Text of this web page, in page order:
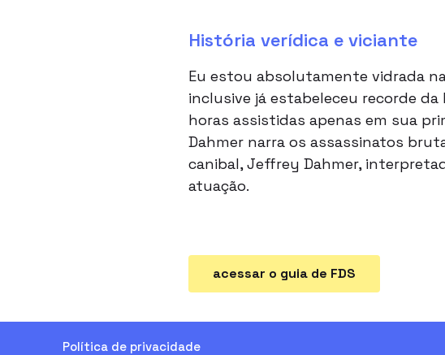
História verídica e viciante
Eu estou absolutamente vidrada
inclusive já estabeleceu recorde
horas assistidas apenas em sua
Dahmer narra os assassinatos
canibal, Jeffrey Dahmer,
atuação.
acessar o guia de FDS
Política de privacidade